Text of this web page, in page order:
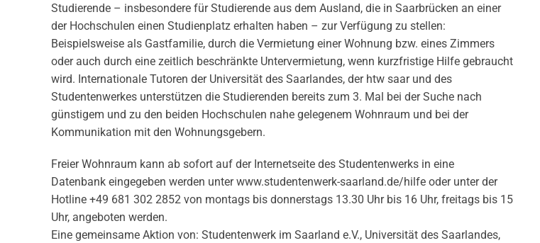
Studierende – insbesondere für Studierende aus dem Ausland, die in Saarbrücken an einer
der Hochschulen einen Studienplatz erhalten haben – zur Verfügung zu stellen:
Beispielsweise als Gastfamilie, durch die Vermietung einer Wohnung bzw. eines Zimmers
oder auch durch eine zeitlich beschränkte Untervermietung, wenn kurzfristige Hilfe gebraucht
wird. Internationale Tutoren der Universität des Saarlandes, der htw saar und des
Studentenwerkes unterstützen die Studierenden bereits zum 3. Mal bei der Suche nach
günstigem und zu den beiden Hochschulen nahe gelegenem Wohnraum und bei der
Kommunikation mit den Wohnungsgebern.
Freier Wohnraum kann ab sofort auf der Internetseite des Studentenwerks in eine
Datenbank eingegeben werden unter www.studentenwerk-saarland.de/hilfe oder unter der
Hotline +49 681 302 2852 von montags bis donnerstags 13.30 Uhr bis 16 Uhr, freitags bis 15
Uhr, angeboten werden.
Eine gemeinsame Aktion von: Studentenwerk im Saarland e.V., Universität des Saarlandes,